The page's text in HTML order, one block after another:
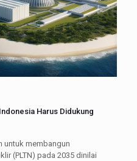
Harus Didukung
untuk membangun
(PLTN) pada 2035 dinilai